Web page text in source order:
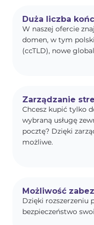
Duża liczba
W naszej ofercie
domen, w tym
(ccTLD), nowe
Zarządzanie
Chcesz kupić tylko
wybraną usługę
pocztę? Dzięki
możliwe.
Możliwość
Dzięki rozszerzeniu
bezpieczeństwo